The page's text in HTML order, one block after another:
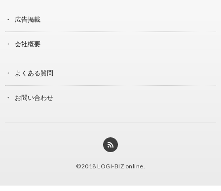
広告掲載
会社概要
よくある質問
お問い合わせ
©2018 LOGI-BIZ online